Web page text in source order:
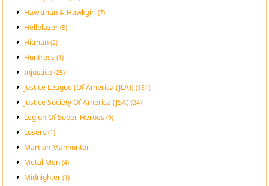
Hawkman & Hawkgirl(7)
Hellblazer(5)
Hitman(2)
Huntress(1)
Injustice(25)
Justice League (Of America (JLA))(151)
Justice Society Of America (JSA)(24)
Legion Of Super-Heroes(9)
Losers(1)
Martian Manhunter
Metal Men(4)
Midnighter(1)